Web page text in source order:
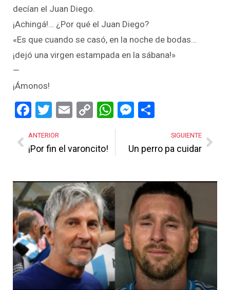
decían el Juan Diego.
¡Achingá!… ¿Por qué el Juan Diego?
«Es que cuando se casó, en la noche de bodas…
¡dejó una virgen estampada en la sábana!»
—
¡Ámonos!
Facebook
Twitter
EmailCopy
Link
WhatsApp
Messenger
ANTERIOR
¡Por fin el varoncito!
SIGUIENTE
Un perro pa cuidar
Más Noticias